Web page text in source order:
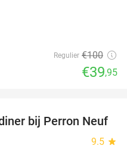
Regulier €100
€39,95
33%
bij Perron Neuf
9.5 star